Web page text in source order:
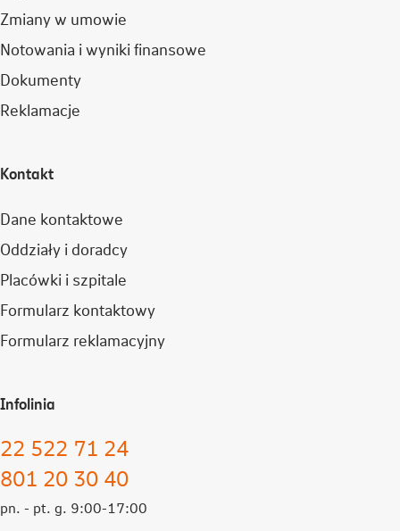
Zmiany w umowie
Notowania i wyniki finansowe
Dokumenty
Reklamacje
Kontakt
Dane kontaktowe
Oddziały i doradcy
Placówki i szpitale
Formularz kontaktowy
Formularz reklamacyjny
Infolinia
22 522 71 24
801 20 30 40
pn. - pt. g. 9:00-17:00